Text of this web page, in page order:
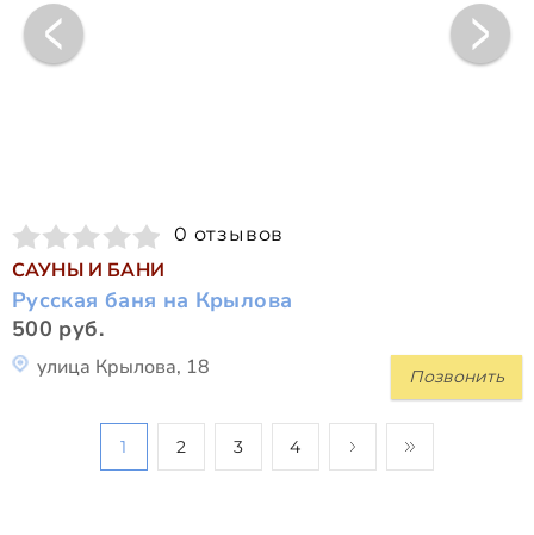
0 отзывов
САУНЫ И БАНИ
Русская баня на Крылова
500 руб.
Позвонить
улица Крылова, 18
1 2 3 4